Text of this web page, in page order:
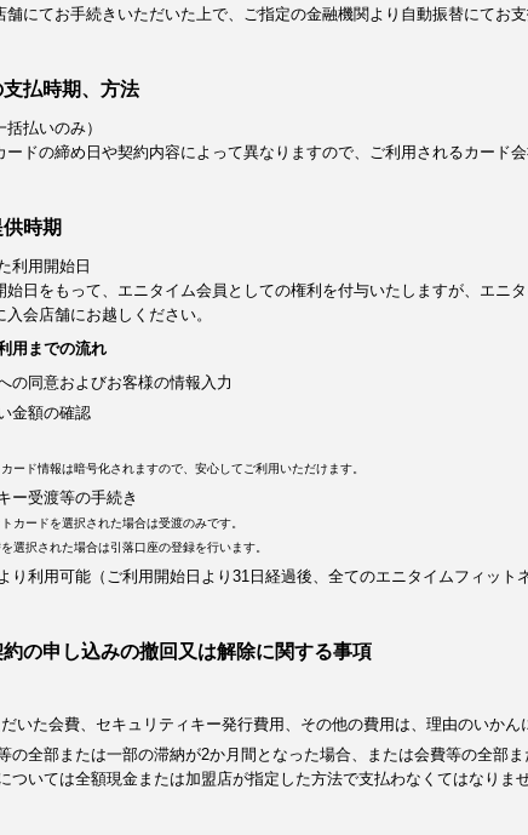
にてお手続きいただいた上で、ご指定の金融機関より自動振替にてお支
払時期、方法
払いのみ）
ドの締め日や契約内容によって異なりますので、ご利用されるカード会
時期
利用開始日
日をもって、エニタイム会員としての権利を付与いたしますが、エニ
会店舗にお越しください。
用までの流れ
の同意およびお客様の情報入力
金額の確認
ード情報は暗号化されますので、安心してご利用いただけます。
ー受渡等の手続き
カードを選択された場合は受渡のみです。
選択された場合は引落口座の登録を行います。
り利用可能（ご利用開始日より31日経過後、全てのエニタイムフィット
の申し込みの撤回又は解除に関する事項
いた会費、セキュリティキー発行費用、その他の費用は、理由のいかん
の全部または一部の滞納が2か月間となった場合、または会費等の全部
ついては全額現金または加盟店が指定した方法で支払わなくてはなりませ